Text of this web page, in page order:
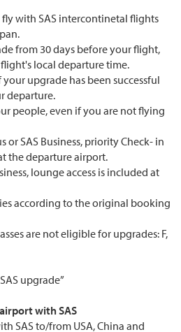
with SAS intercontinetal flights
from 30 days before your flight,
local departure time.
upgrade has been successful
departure.
people, even if you are not flying
or SAS Business, priority Check- in
the departure airport.
lounge access is included at
according to the original booking
are not eligible for upgrades: F,
upgrade”
with SAS
SAS to/from USA, China and